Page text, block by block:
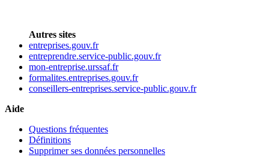
Autres sites
entreprises.gouv.fr
entreprendre.service-public.gouv.fr
mon-entreprise.urssaf.fr
formalites.entreprises.gouv.fr
conseillers-entreprises.service-public.gouv.fr
Aide
Questions fréquentes
Définitions
Supprimer ses données personnelles